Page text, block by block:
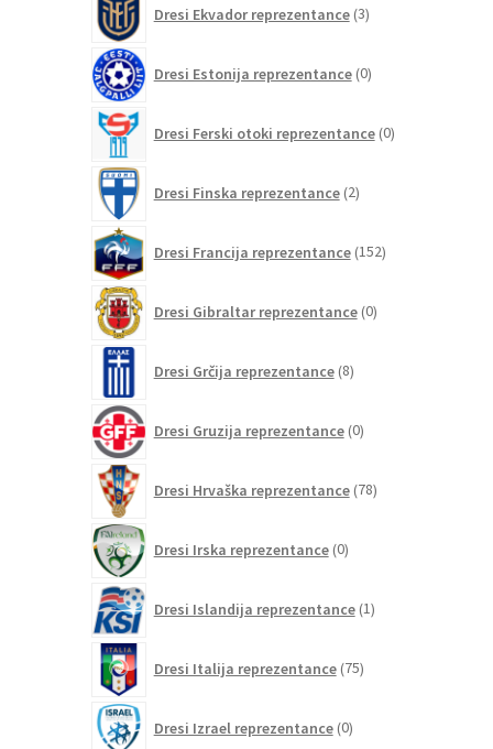
Dresi Ekvador reprezentance 3izdelki
Dresi Estonija reprezentance 0izdelkov
Dresi Ferski otoki reprezentance 0izdelkov
Dresi Finska reprezentance 2izdelka
Dresi Francija reprezentance 152izdelkov
Dresi Gibraltar reprezentance 0izdelkov
Dresi Grčija reprezentance 8izdelkov
Dresi Gruzija reprezentance 0izdelkov
Dresi Hrvaška reprezentance 78izdelkov
Dresi Irska reprezentance 0izdelkov
Dresi Islandija reprezentance 1izdelek
Dresi Italija reprezentance 75izdelkov
Dresi Izrael reprezentance 0izdelkov